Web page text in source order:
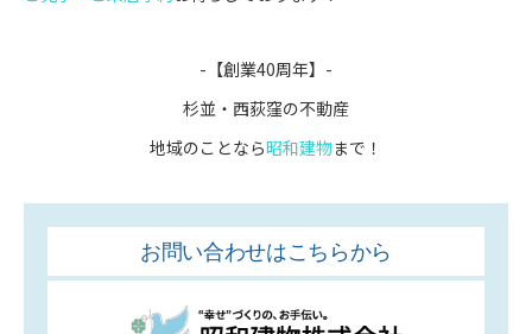
-【創業40周年】-
杉並・西荻窪の不動産
地域のことなら昭和建物まで！
お問い合わせはこちらから